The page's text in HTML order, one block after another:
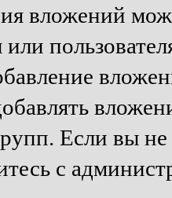
вложений
Если вы не
с